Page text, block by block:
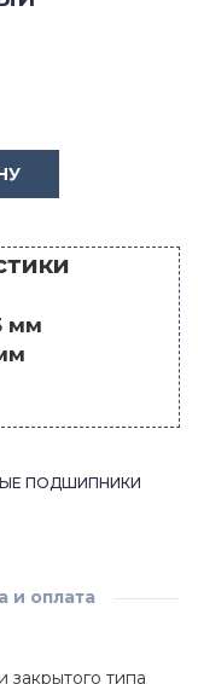
мм
ПОДШИПНИКИ
и оплата
типа